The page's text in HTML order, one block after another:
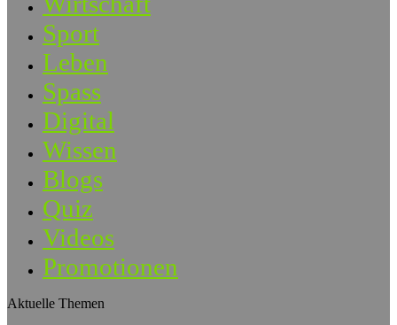
Sport
Leben
Spass
Digital
Wissen
Blogs
Quiz
Videos
Promotionen
Aktuelle Themen